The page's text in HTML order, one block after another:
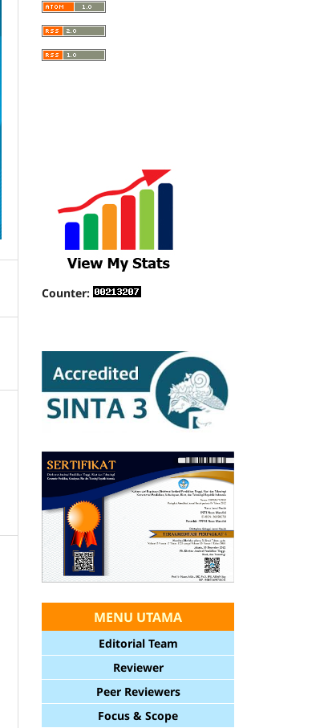
Counter:
MENU UTAMA
Editorial Team
Reviewer
Peer Reviewers
Focus & Scope